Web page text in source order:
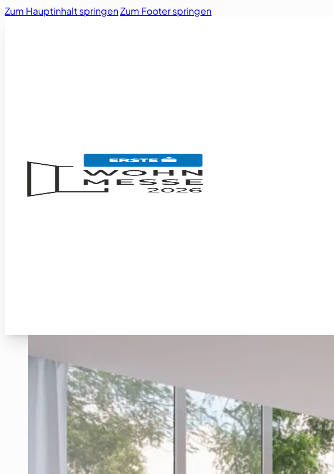
Zum Hauptinhalt springenZum Footer springen